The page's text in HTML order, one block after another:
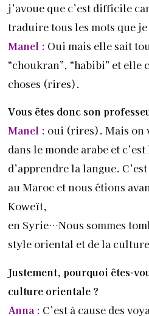
j’avoue que c’est difficile
traduire tous les mots que
Manel : Oui mais elle sait
“choukran”, “habibi” et elle
choses (rires).
Vous êtes donc son
Manel : oui (rires). Mais on
dans le monde arabe et
d’apprendre la langue.
au Maroc et nous étions
Koweït,
en Syrie…Nous sommes
style oriental et de la
Justement, pourquoi êtes-
culture orientale ?
Anna : C’est à cause des